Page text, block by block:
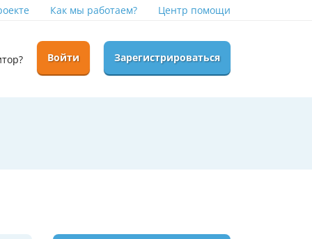
Как мы работаем? Центр помощи
Войти Зарегистрироваться